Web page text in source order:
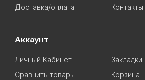
Доставка/оплата
Контакты
Аккаунт
Личный Кабинет
Закладки
Сравнить товары
Корзина